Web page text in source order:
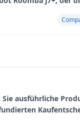
Sie ausführliche